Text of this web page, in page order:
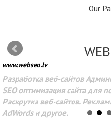
Our
www.webseo.lv
Разработка веб-сайтов
SEO оптимизация сайта для
Раскрутка веб-сайтов.
AdWords и другое.